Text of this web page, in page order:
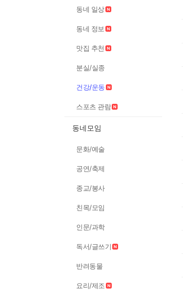
동네 일상
동네 정보
맛집 추천
분실/실종
건강/운동
스포츠 관람
동네모임
문화/예술
공연/축제
종교/봉사
친목/모임
인문/과학
독서/글쓰기
반려동물
요리/제조